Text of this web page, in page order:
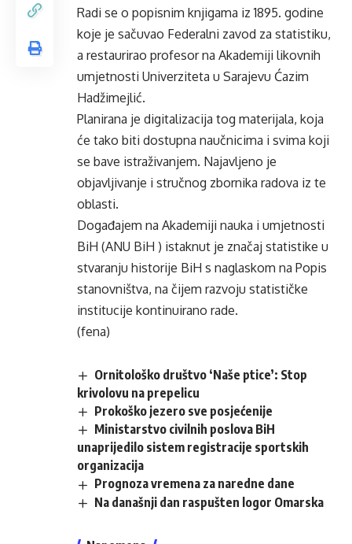
Radi se o popisnim knjigama iz 1895. godine
koje je sačuvao Federalni zavod za statistiku,
a restaurirao profesor na Akademiji likovnih
umjetnosti Univerziteta u Sarajevu Ćazim
Hadžimejlić.
Planirana je digitalizacija tog materijala, koja
će tako biti dostupna naučnicima i svima koji
se bave istraživanjem. Najavljeno je
objavljivanje i stručnog zbornika radova iz te
oblasti.
Događajem na Akademiji nauka i umjetnosti
BiH (ANU BiH ) istaknut je značaj statistike u
stvaranju historije BiH s naglaskom na Popis
stanovništva, na čijem razvoju statističke
institucije kontinuirano rade.
(fena)
Ornitološko društvo ‘Naše ptice’: Stop
krivolovu na prepelicu
Prokoško jezero sve posjećenije
Ministarstvo civilnih poslova BiH
unaprijedilo sistem registracije sportskih
organizacija
Prognoza vremena za naredne dane
Na današnji dan raspušten logor Omarska